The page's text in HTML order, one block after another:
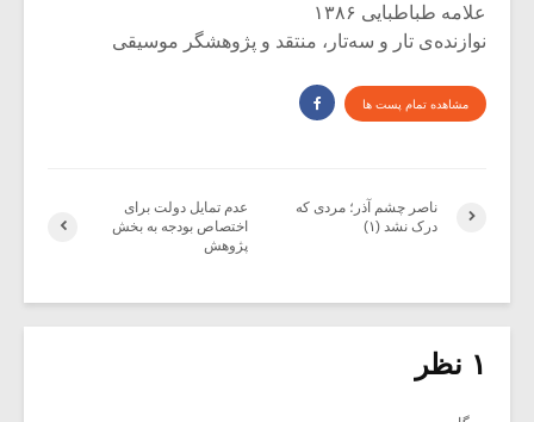
علامه طباطبایی ۱۳۸۶
نوازنده‌ی تار و سه‌تار، منتقد و پژوهشگر موسیقی
مشاهده تمام پست ها
عدم تمایل دولت برای
اختصاص بودجه به بخش
پژوهش‌
ناصر چشم آذر؛ مردی که
درک نشد (۱)
۱ نظر